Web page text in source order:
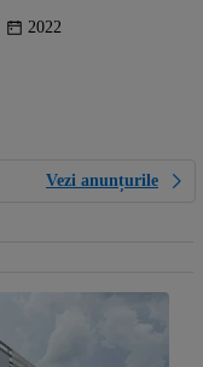
2022
Vezi anunțurile